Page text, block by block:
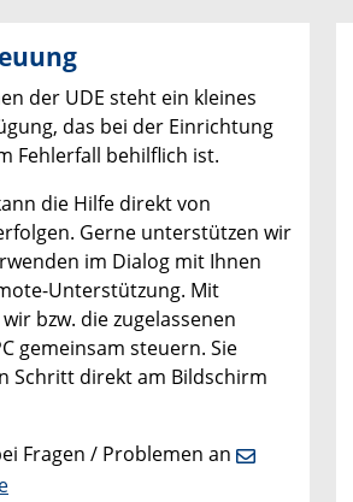
der UDE steht ein kleines
das bei der Einrichtung
Fehlerfall behilflich ist.
die Hilfe direkt von
Gerne unterstützen wir
im Dialog mit Ihnen
Unterstützung. Mit
bzw. die zugelassenen
gemeinsam steuern. Sie
Schritt direkt am Bildschirm
Fragen / Problemen an